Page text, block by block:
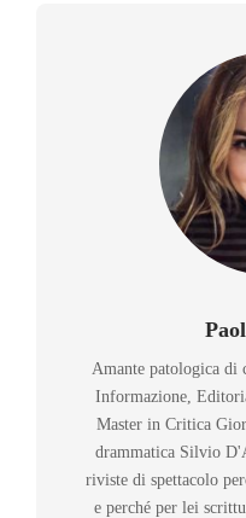
Amante patologica di
Informazione,
Master in Critica
drammatica Silvio
riviste di spettacolo
e perché per lei